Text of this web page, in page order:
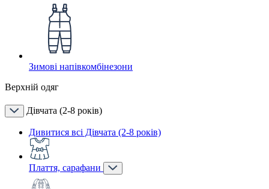
Зимові напівкомбінезони
Верхній одяг
Дівчата (2-8 років)
Дивитися всі Дівчата (2-8 років)
Плаття, сарафани